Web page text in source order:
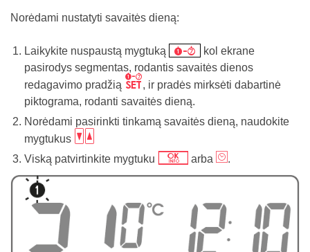
Norėdami nustatyti savaitės dieną:
Laikykite nuspaustą mygtuką /
kol ekrane
pasirodys segmentas, rodantis savaitės dienos
redagavimo pradžią x, ir pradės mirksėti dabartinė
piktograma, rodanti savaitės dieną.
Norėdami pasirinkti tinkamą savaitės dieną, naudokite
mygtukus bc
Viską patvirtinkite mygtuku j arba m.